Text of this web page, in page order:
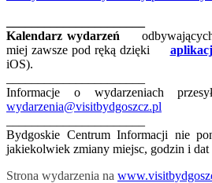
Kalendarz wydarzeń
miej zawsze pod ręką dzięki
iOS).
Informacje o wydarzeniach
wydarzenia@visitbydgoszcz.pl
Bydgoskie Centrum Informacji nie
jakiekolwiek zmiany miejsc, godzin i dat
Strona wydarzenia na